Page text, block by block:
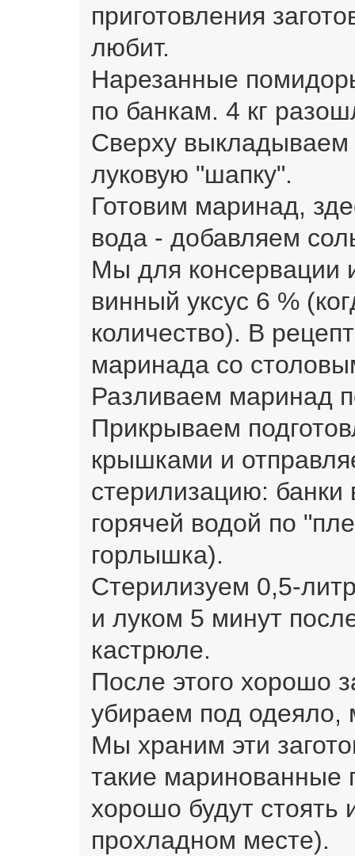
приготовления
любит.
Нарезанные
по банкам. 4 кг
Сверху
луковую "шапку".
Готовим маринад,
вода - добавляем
Мы для консервации
винный уксус 6 %
количество). В
маринада со
Разливаем маринад
Прикрываем
крышками и
стерилизацию:
горячей водой по
горлышка).
Стерилизуем 0,5-
и луком 5 минут
кастрюле.
После этого хорошо
убираем под одеяло,
Мы храним эти
такие маринованные
хорошо будут стоять
прохладном месте).